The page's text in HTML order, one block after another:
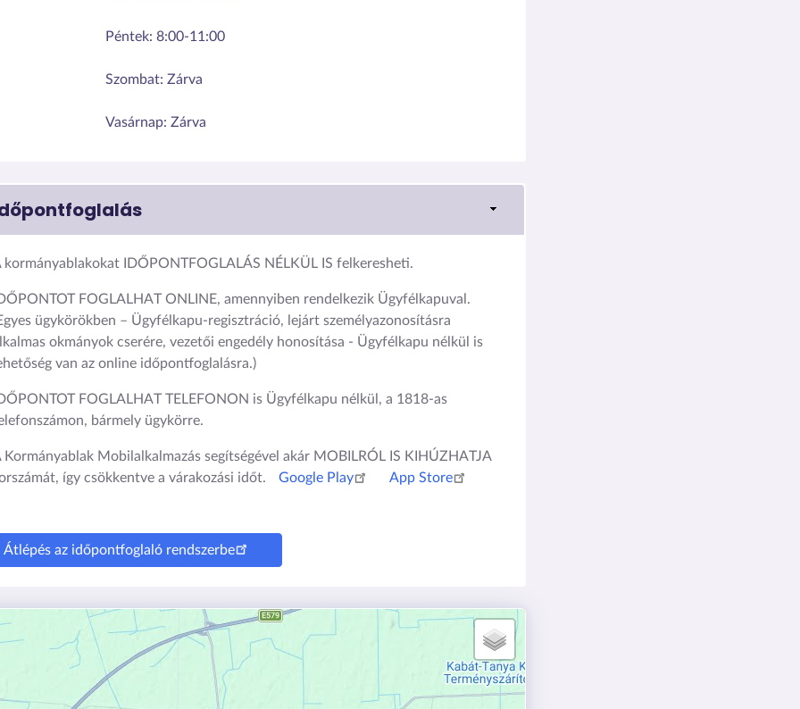
Péntek: 8:00-11:00
Szombat: Zárva
Vasárnap: Zárva
kormányablakokat IDŐPONTFOGLALÁS NÉLKÜL IS felkeresheti.
FOGLALHAT ONLINE, amennyiben rendelkezik Ügyfélkapuval.
ügykörökben – Ügyfélkapu-regisztráció, lejárt személyazonosításra
okmányok cserére, vezetői engedély honosítása - Ügyfélkapu nélkül is
van az online időpontfoglalásra.)
FOGLALHAT TELEFONON is Ügyfélkapu nélkül, a 1818-as
bármely ügykörre.
Kormányablak Mobilalkalmazás segítségével akár MOBILRÓL IS KIHÚZHATJA
így csökkentve a várakozási időt.
Google Play App Store
Átlépés az időpontfoglaló rendszerbe